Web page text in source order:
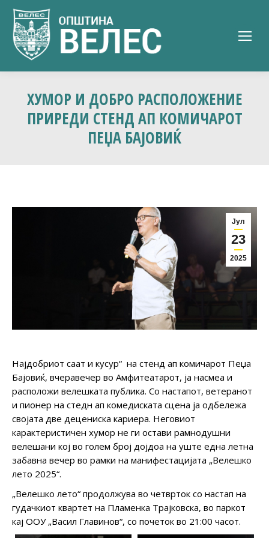
ХУМОР И ДОБРО РАСПОЛОЖЕНИЕ
ПРИРЕДИ СТЕНД АП КОМИЧАРОТ
ПЕЏА БАЈОВИЌ
Јул
23
2025
Најдобриот саат и кусур“ на стенд ап комичарот Пеџа
Бајовиќ, вчеравечер во Амфитеатарот, ја насмеа и
расположи велешката публика. Со настапот, ветеранот
и пионер на стедн ап комедиската сцена ја одбележа
својата две децениска кариера. Неговиот
карактеристичен хумор не ги остави рамнодушни
велешани кој во голем број дојдоа на уште една летна
забавна вечер во рамки на манифестацијата „Велешко
лето 2025“.
„Велешко лето“ продолжува во четврток со настап на
гудачкиот квартет на Пламенка Трајковска, во паркот
кај ООУ „Васил Главинов“, со почеток во 21:00 часот.